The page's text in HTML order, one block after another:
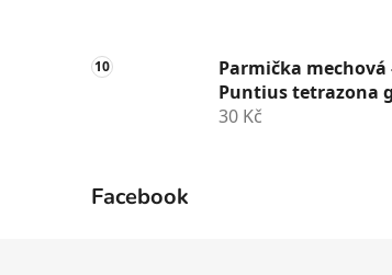
Parmička mechová
Puntius tetrazona
30 Kč
Facebook